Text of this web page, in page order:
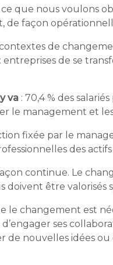
ce que nous voulons
de façon
de
de se
va : 70,4 % des
le management et
fixée par le
des
continue. Le
être
le changement est
ses
de nouvelles idées